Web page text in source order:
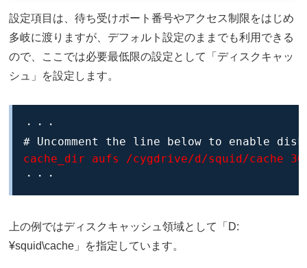
設定項目は、待ち受けポート番号やアクセス制限をはじめ
多岐に渡りますが、デフォルト設定のままでも利用できる
ので、ここでは必要最低限の設定として「ディスクキャッ
シュ」を設定します。
・・・
cache_dir aufs /cygdrive/d/squid/cache
・・・
上の例ではディスクキャッシュ領域として「D:
¥squid\cache」を指定しています。